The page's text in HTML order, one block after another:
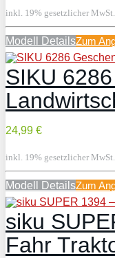
inkl. 19% gesetzlicher MwSt.
Modell DetailsZum
SIKU
24,99 €
inkl. 19% gesetzlicher MwSt.
Modell DetailsZum
siku
Fahr